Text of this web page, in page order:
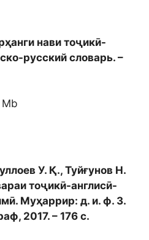
нави тоҷикӣ-
русский словарь. –
У. Қ., Туйғунов Н.
тоҷикӣ-англисӣ-
Муҳаррир: д. и. ф. З.
2017. – 176 с.